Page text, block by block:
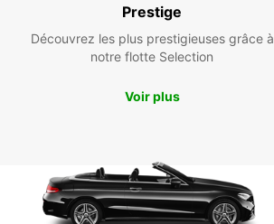
Prestige
Découvrez les plus prestigieuses grâce à
notre flotte Selection
Voir plus